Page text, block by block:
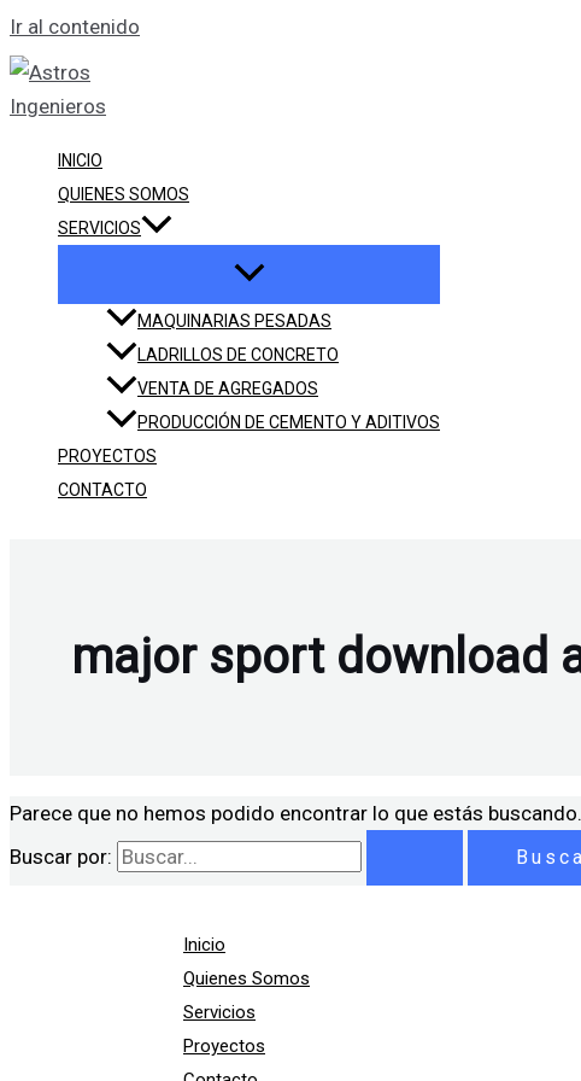
Ir al contenido
INICIO
QUIENES SOMOS
SERVICIOS
MAQUINARIAS PESADAS
LADRILLOS DE CONCRETO
VENTA DE AGREGADOS
PRODUCCIÓN DE CEMENTO Y ADITIVOS
PROYECTOS
CONTACTO
major sport download
Parece que no hemos podido encontrar lo que estás
Buscar por:
Inicio
Quienes Somos
Servicios
Proyectos